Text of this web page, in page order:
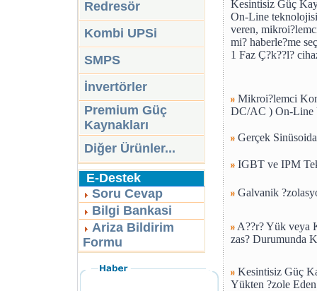
Redresör
Kombi UPSi
SMPS
İnvertörler
Premium Güç
Kaynakları
Diğer Ürünler...
E-Destek
Soru Cevap
Bilgi Bankasi
Ariza Bildirim
Formu
Kesintisiz Güç
On-Line
veren,
mi? haberle?me
1 Faz Ç?k??l?
Mikroi?lemci
DC/AC ) On-Line
Gerçek
IGBT ve IPM
Galvanik
A??r? Yük veya
zas? Durumunda
Kesintisiz Güç
Yükten ?zole